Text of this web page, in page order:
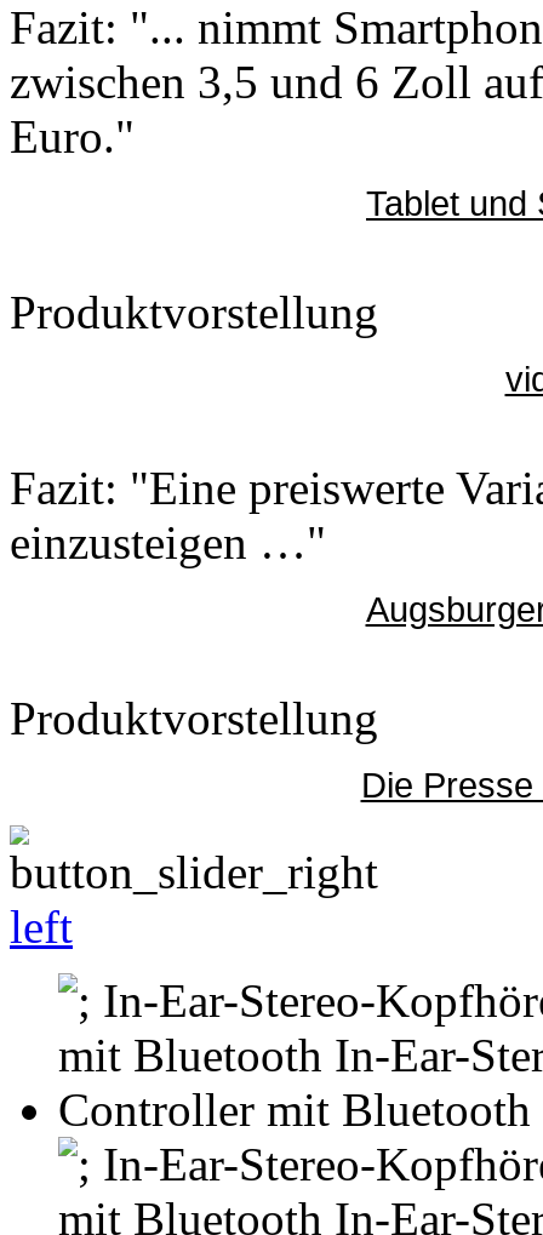
Fazit: "... nimmt
zwischen 3,5 und 6 Zoll
Euro."
Tablet und
Produktvorstellung
Fazit: "Eine preiswerte
einzusteigen …"
Produktvorstellung
Die
left